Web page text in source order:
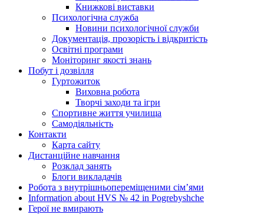
Книжкові виставки
Психологічна служба
Новини психологічної служби
Документація, прозорість і відкритість
Освітні програми
Моніторинг якості знань
Побут і дозвілля
Гуртожиток
Виховна робота
Творчі заходи та ігри
Спортивне життя училища
Самодіяльність
Контакти
Карта сайту
Дистанційне навчання
Розклад занять
Блоги викладачів
Робота з внутрішньопереміщеними сім’ями
Information about HVS № 42 in Pogrebyshche
Герої не вмирають